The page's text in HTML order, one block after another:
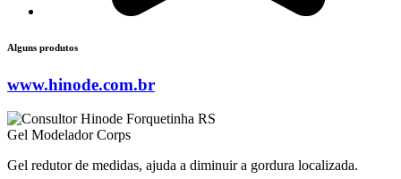
Alguns produtos
www.hinode.com.br
Gel Modelador Corps
Gel redutor de medidas, ajuda a diminuir a gordura localizada.